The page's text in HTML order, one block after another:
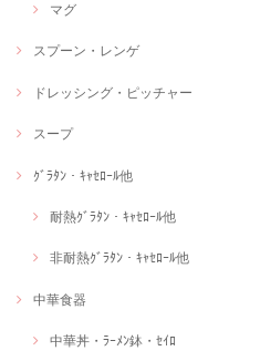
マグ
スプーン・レンゲ
ドレッシング・ピッチャー
スープ
ｸﾞﾗﾀﾝ・ｷｬｾﾛｰﾙ他
耐熱ｸﾞﾗﾀﾝ・ｷｬｾﾛｰﾙ他
非耐熱ｸﾞﾗﾀﾝ・ｷｬｾﾛｰﾙ他
中華食器
中華丼・ﾗｰﾒﾝ鉢・ｾｲﾛ